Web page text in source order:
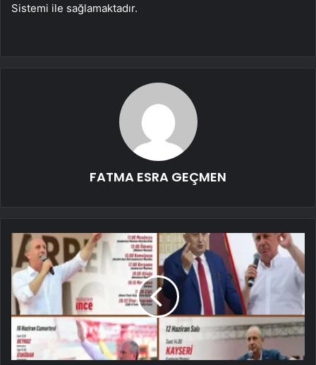
Sistemi ile sağlamaktadır.
FATMA ESRA GEÇMEN